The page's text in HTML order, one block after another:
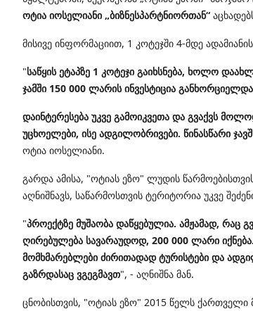
ოტია იოსელიანი „ბიზნესპარტნიორთან“
მისივე ინფორმაციით, 1 კოტეჯში 4-მდე
"საწყის ეტაპზე 1 კოტეჯი გაიხსნება, ხოლო
ჯამში 150 000 ლარის ინვესტიცია
დაინტერესება უკვე გამოიკვეთა და გვაქვს
უცხოელები, ისე ადგილობრივები. წინასწარი
ოტია იოსელიანი.
გარდა ამისა, "ოტიას ეზო" ლუდის
აღნიშნავს, საწარმოსთვის ტერიტორია უკვე
"პროექტზე მუშაობა დაწყებულია. ამჟამად, რაც
ღირებულება სავარაუდოდ, 200 000 ლარი
მომხმარებლები ძირითადად ტურისტები და
გაზრდასაც ვგეგმავთ", - აღნიშნა მან.
ცნობისთვის, "ოტიას ეზო" 2015 წელს ქართველი